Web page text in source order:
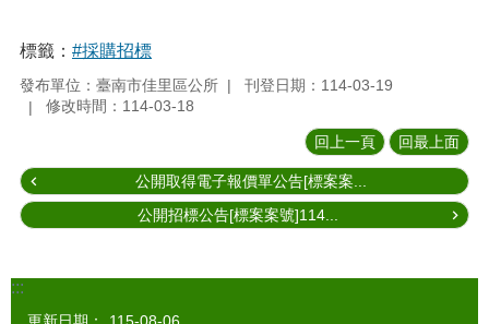
標籤： #採購招標
發布單位：臺南市佳里區公所
刊登日期：114-03-19
修改時間：114-03-18
回上一頁 回最上面
公開取得電子報價單公告[標案案...
公開招標公告[標案案號]114...
:::